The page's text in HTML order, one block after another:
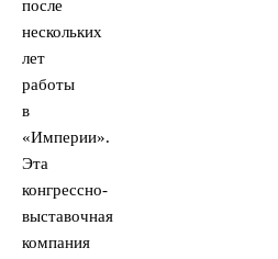
после
нескольких
лет
работы
в
«Империи».
Эта
конгрессно-
выставочная
компания